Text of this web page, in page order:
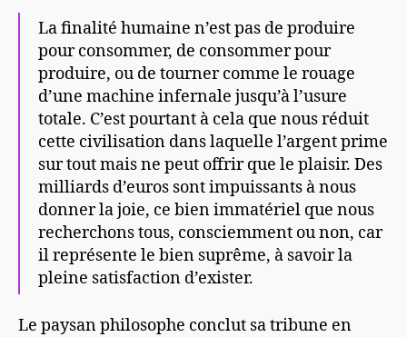
La finalité humaine n’est pas de produire
pour consommer, de consommer pour
produire, ou de tourner comme le rouage
d’une machine infernale jusqu’à l’usure
totale. C’est pourtant à cela que nous réduit
cette civilisation dans laquelle l’argent prime
sur tout mais ne peut offrir que le plaisir. Des
milliards d’euros sont impuissants à nous
donner la joie, ce bien immatériel que nous
recherchons tous, consciemment ou non, car
il représente le bien suprême, à savoir la
pleine satisfaction d’exister.
Le paysan philosophe conclut sa tribune en